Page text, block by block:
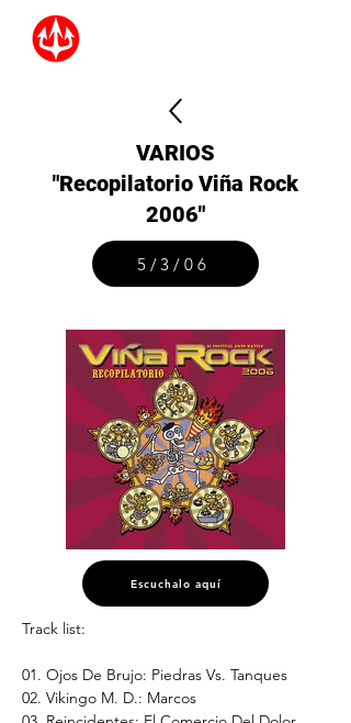
VARIOS
"Recopilatorio Viña Rock
2006"
5/3/06
Escuchalo aquí
Track list:
01. Ojos De Brujo: Piedras Vs. Tanques
02. Vikingo M. D.: Marcos